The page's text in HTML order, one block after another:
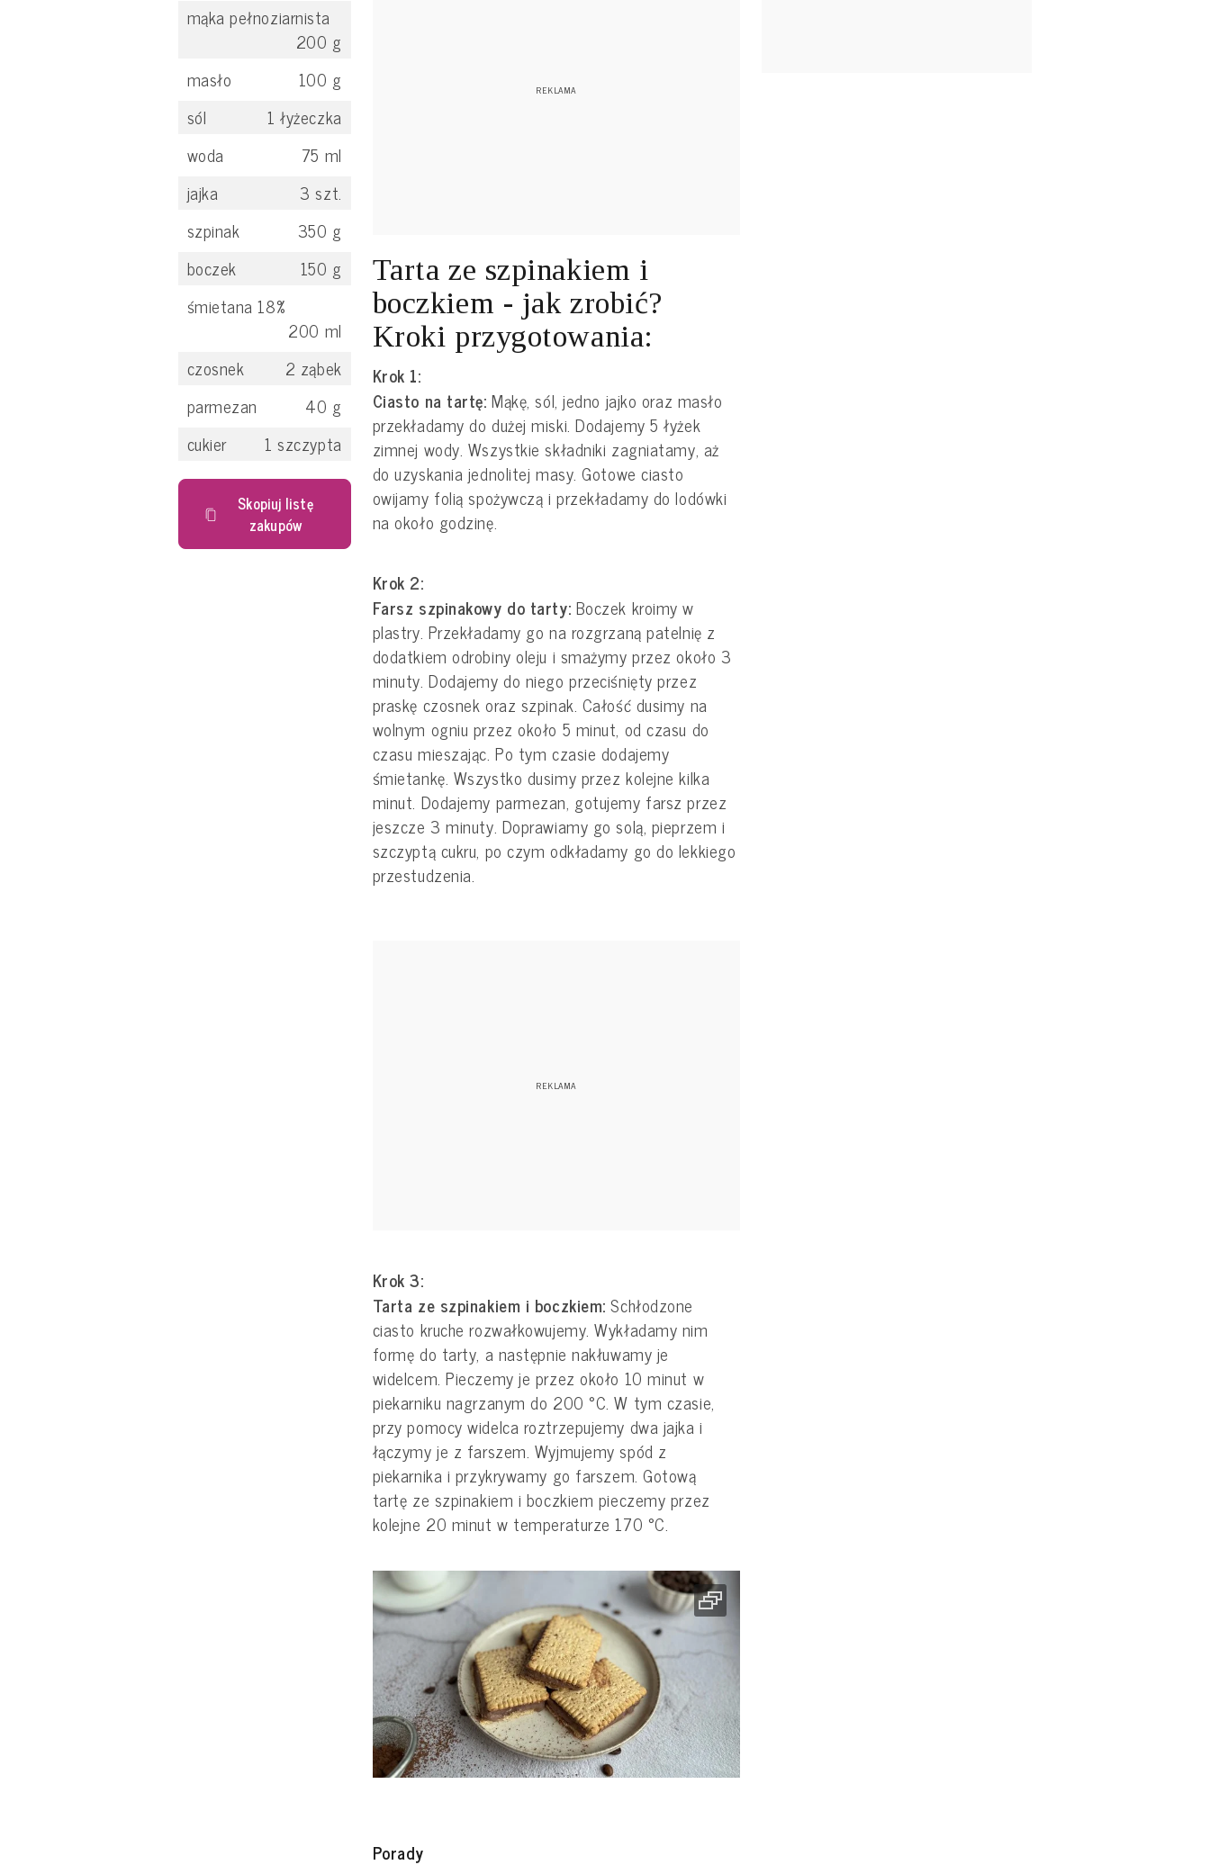
mąka pełnoziarnista
200 g
masło
100 g
sól
1 łyżeczka
woda
75 ml
jajka
3 szt.
szpinak
350 g
boczek
150 g
śmietana 18%
200 ml
czosnek
2 ząbek
parmezan
40 g
cukier
1 szczypta
Skopiuj listę
zakupów
Tarta ze szpinakiem i
boczkiem - jak zrobić?
Kroki przygotowania:
Krok 1:
Ciasto na tartę:Mąkę, sól, jedno jajko oraz masło
przekładamy do dużej miski. Dodajemy 5 łyżek
zimnej wody. Wszystkie składniki zagniatamy, aż
do uzyskania jednolitej masy. Gotowe ciasto
owijamy folią spożywczą i przekładamy do lodówki
na około godzinę.
Krok 2:
Farsz szpinakowy do tarty: Boczek kroimy w
plastry. Przekładamy go na rozgrzaną patelnię z
dodatkiem odrobiny oleju i smażymy przez około 3
minuty. Dodajemy do niego przeciśnięty przez
praskę czosnek oraz szpinak. Całość dusimy na
wolnym ogniu przez około 5 minut, od czasu do
czasu mieszając. Po tym czasie dodajemy
śmietankę. Wszystko dusimy przez kolejne kilka
minut. Dodajemy parmezan, gotujemy farsz przez
jeszcze 3 minuty. Doprawiamy go solą, pieprzem i
szczyptą cukru, po czym odkładamy go do lekkiego
przestudzenia.
Krok 3:
Tarta ze szpinakiem i boczkiem:Schłodzone
ciasto kruche rozwałkowujemy. Wykładamy nim
formę do tarty, a następnie nakłuwamy je
widelcem. Pieczemy je przez około 10 minut w
piekarniku nagrzanym do 200 °C. W tym czasie,
przy pomocy widelca roztrzepujemy dwa jajka i
łączymy je z farszem. Wyjmujemy spód z
piekarnika i przykrywamy go farszem. Gotową
tartę ze szpinakiem i boczkiem pieczemy przez
kolejne 20 minut w temperaturze 170 °C.
Porady